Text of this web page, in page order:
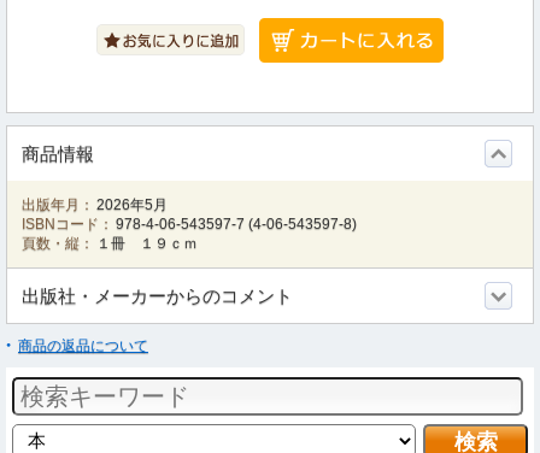
商品情報
出版年月： 2026年5月
ISBNコード： 978-4-06-543597-7 (4-06-543597-8)
頁数・縦：
１冊 １９ｃｍ
出版社・メーカーからのコメント
商品の返品について